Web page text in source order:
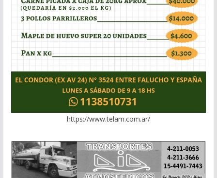
https://www.telam.com.ar/